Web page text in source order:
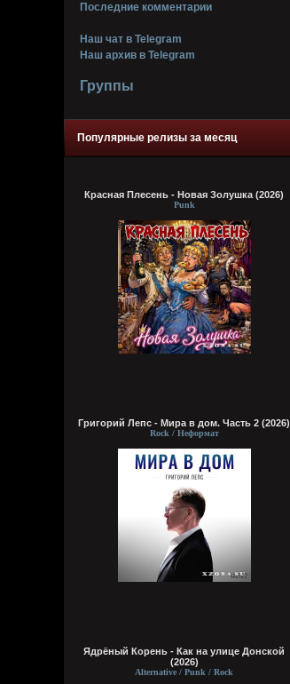
Последние комментарии
Наш чат в Telegram
Наш архив в Telegram
Группы
Популярные релизы за месяц
Красная Плесень - Новая Золушка (2026)
Punk
Григорий Лепс - Мира в дом. Часть 2 (2026)
Rock / Неформат
Ядрёный Корень - Как на улице Донской
(2026)
Alternative / Punk / Rock